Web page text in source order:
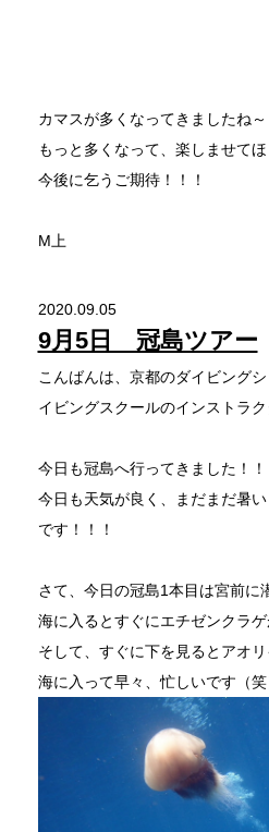
カマスが多くなってきましたね～
もっと多くなって、楽しませてほ
今後に乞うご期待！！！
M上
2020.09.05
9月5日 冠島ツアー
こんばんは、京都のダイビング
イビングスクールのインストラク
今日も冠島へ行ってきました！！
今日も天気が良く、まだまだ暑
です！！！
さて、今日の冠島1本目は宮前に
海に入るとすぐにエチゼンクラゲ
そして、すぐに下を見るとアオリ
海に入って早々、忙しいです（笑